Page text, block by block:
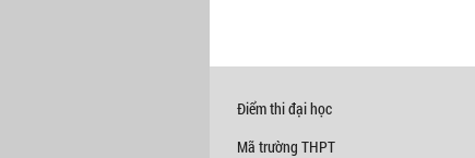
Điểm thi đại học
Mã trường THPT